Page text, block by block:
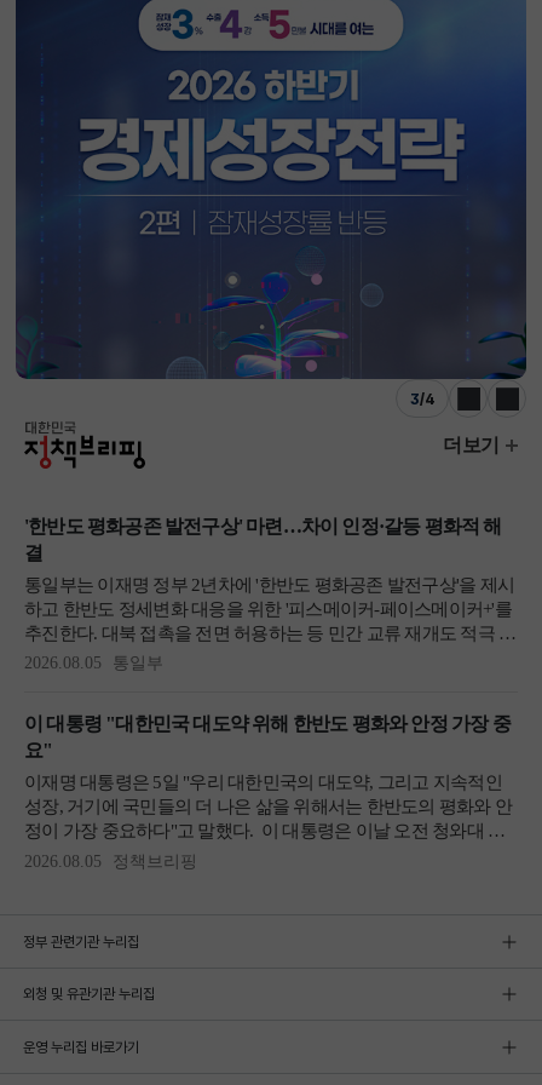
3/4
이전 다음
정부 관련기관 누리집
외청 및 유관기관 누리집
운영 누리집 바로가기